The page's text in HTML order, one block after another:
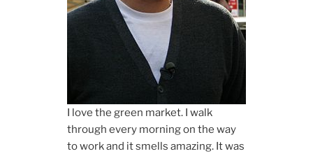
I love the green market. I walk
through every morning on the way
to work and it smells amazing. It was